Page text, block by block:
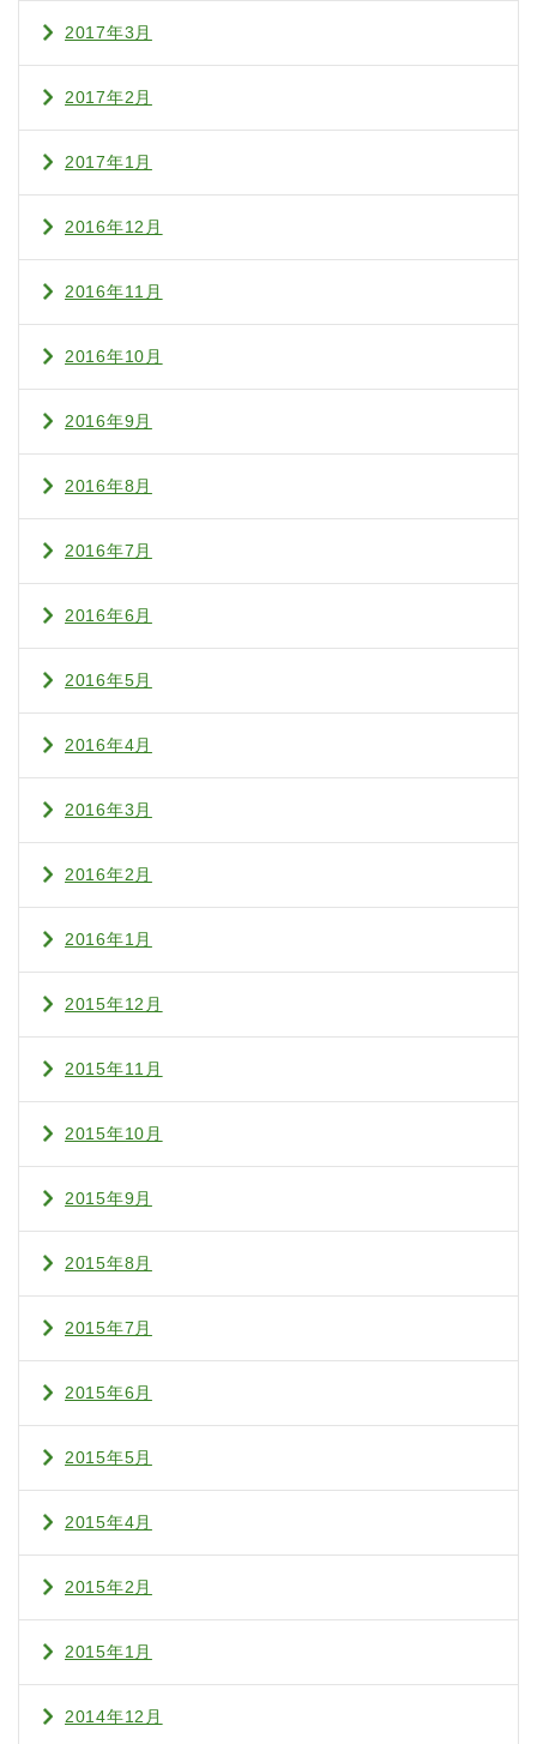
2017年3月
2017年2月
2017年1月
2016年12月
2016年11月
2016年10月
2016年9月
2016年8月
2016年7月
2016年6月
2016年5月
2016年4月
2016年3月
2016年2月
2016年1月
2015年12月
2015年11月
2015年10月
2015年9月
2015年8月
2015年7月
2015年6月
2015年5月
2015年4月
2015年2月
2015年1月
2014年12月